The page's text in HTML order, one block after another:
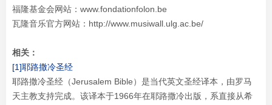
福隆基金会网站：www.fondationfolon.be
瓦隆音乐官方网站：http://www.musiwall.ulg.ac.be/
相关：
[1]耶路撒冷圣经
耶路撒冷圣经（Jerusalem Bible）是当代英文圣经译本，由罗马
天主教支持完成。该译本于1966年在耶路撒冷出版，系直接从希